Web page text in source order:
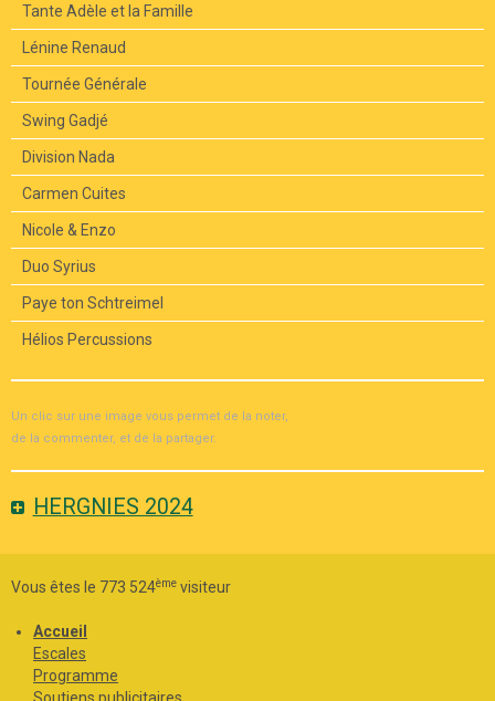
Tante Adèle et la Famille
Lénine Renaud
Tournée Générale
Swing Gadjé
Division Nada
Carmen Cuites
Nicole & Enzo
Duo Syrius
Paye ton Schtreimel
Hélios Percussions
Un clic sur une image vous permet de la noter,
de la commenter, et de la partager.
HERGNIES 2024
Vous êtes le 773 524ème visiteur
Accueil
Escales
Programme